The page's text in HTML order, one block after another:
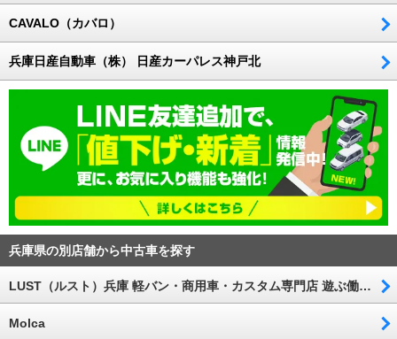
CAVALO（カバロ）
兵庫日産自動車（株） 日産カーパレス神戸北
兵庫県の別店舗から中古車を探す
LUST（ルスト）兵庫 軽バン・商用車・カスタム専門店 遊ぶ働く車
Molca